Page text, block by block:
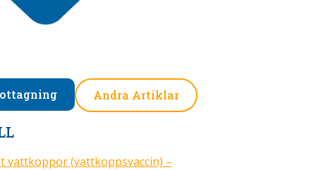
Andra Artiklar
vattkoppor (vattkoppsvaccin) –